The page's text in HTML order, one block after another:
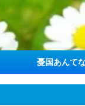
憂国あんて